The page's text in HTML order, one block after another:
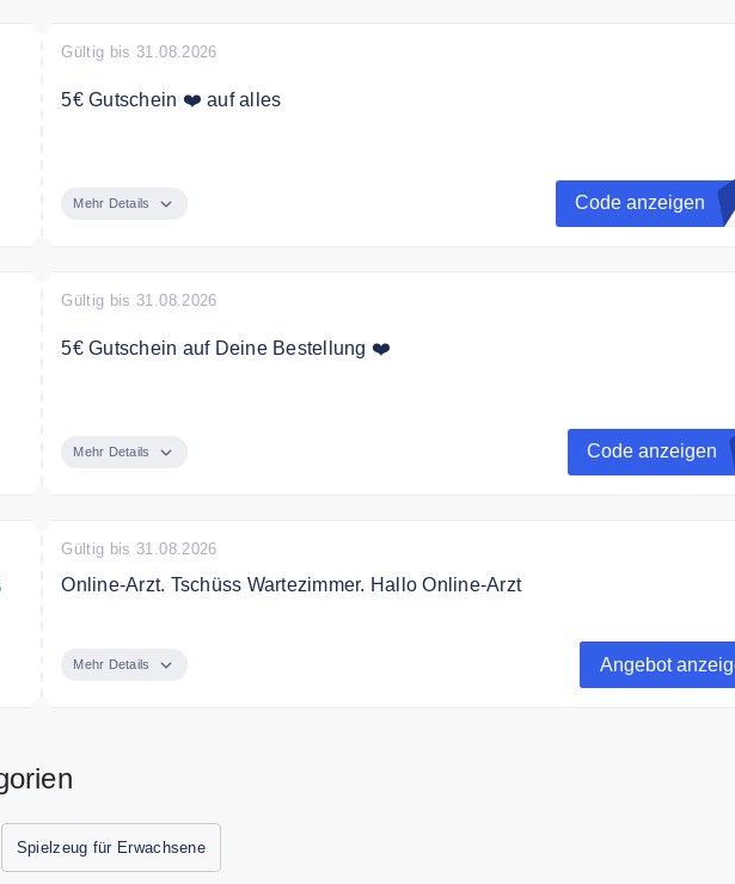
Gültig bis 31.08.2026
5€ Gutschein ❤️ auf alles
Mehr Details Code anzeigen
Gültig bis 31.08.2026
5€ Gutschein auf Deine Bestellung ❤️
Mehr Details Code anzeigen
Gültig bis 31.08.2026
Online-Arzt. Tschüss Wartezimmer. Hallo Online-Arzt
Deutschland online sprechen. Krankschreibung & elektronisches Rezept
Mehr Details Angebot
Spielzeug für Erwachsene